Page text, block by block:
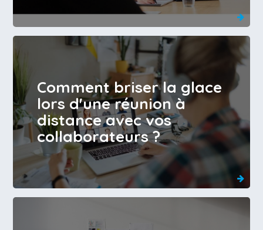
Comment briser la glace
lors d'une réunion à
distance avec vos
collaborateurs ?